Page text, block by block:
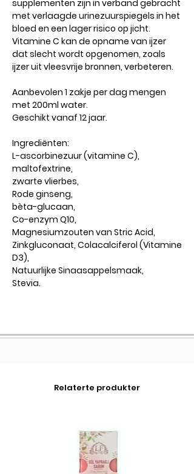
supplementen zijn in verband gebracht
met verlaagde urinezuurspiegels in het
bloed en een lager risico op jicht.
Vitamine C kan de opname van ijzer
dat slecht wordt opgenomen, zoals
ijzer uit vleesvrije bronnen, verbeteren.
Aanbevolen 1 zakje per dag mengen
met 200ml water.
Geschikt vanaf 12 jaar.
Ingrediënten:
L-ascorbinezuur (vitamine C),
maltofextrine,
zwarte vlierbes,
Rode ginseng,
bèta-glucaan,
Co-enzym Q10,
Magnesiumzouten van Stric Acid,
Zinkgluconaat, Colacalciferol (Vitamine
D3),
Natuurlijke Sinaasappelsmaak,
Stevia.
Relaterte produkter